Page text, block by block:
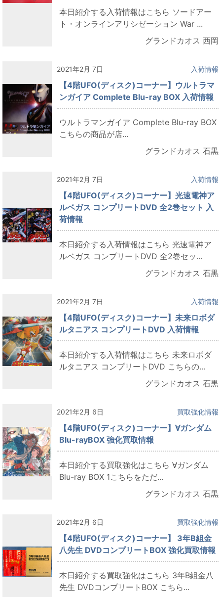
本日紹介する入荷情報はこちら ソードアー
ト・オンラインアリシゼーション War ...
グランドカオス 西岡
2021年2月 7日 入荷情報
【4階UFO(ディスク)コーナー】ウルトラマ
ンガイア Complete Blu-ray BOX 入荷情報
ウルトラマンガイア Complete Blu-ray BOX
こちらの商品が店...
グランドカオス 石黒
2021年2月 7日 入荷情報
【4階UFO(ディスク)コーナー】光速電神ア
ルベガス コンプリートDVD 全2巻セット 入
荷情報
本日紹介する入荷情報はこちら 光速電神ア
ルベガス コンプリートDVD 全2巻セッ...
グランドカオス 石黒
2021年2月 7日 入荷情報
【4階UFO(ディスク)コーナー】未来ロボダ
ルタニアス コンプリートDVD 入荷情報
本日紹介する入荷情報はこちら 未来ロボダ
ルタニアス コンプリートDVD こちらの...
グランドカオス 石黒
2021年2月 6日 買取強化情報
【4階UFO(ディスク)コーナー】∀ガンダム
Blu-rayBOX 強化買取情報
本日紹介する買取強化はこちら ∀ガンダム
Blu-ray BOX 1こちらをただ...
グランドカオス 石黒
2021年2月 6日 買取強化情報
【4階UFO(ディスク)コーナー】 3年B組金
八先生 DVDコンプリートBOX 強化買取情報
本日紹介する買取強化はこちら 3年B組金八
先生 DVDコンプリートBOX こちら...